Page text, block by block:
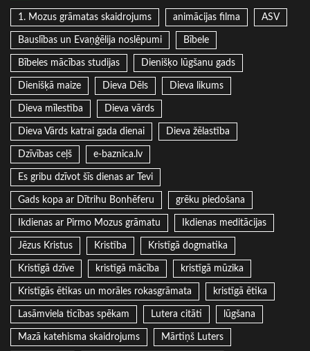
1. Mozus grāmatas skaidrojums animācijas filma ASV
Bauslības un Evaņģēlija noslēpumi Bībele
Bībeles mācības studijas Dienišķo lūgšanu gads
Dienišķā maize Dieva Dēls Dieva likums
Dieva mīlestība Dieva vārds
Dieva Vārds katrai gada dienai Dieva žēlastība
Dzīvības ceļš e-baznica.lv
Es gribu dzīvot šīs dienas ar Tevi
Gads kopa ar Dītrihu Bonhēferu grēku piedošana
Ikdienas ar Pirmo Mozus grāmatu Ikdienas meditācijas
Jēzus Kristus Kristība Kristīgā dogmatika
Kristīgā dzīve kristīgā mācība kristīgā mūzika
Kristīgās ētikas un morāles rokasgrāmata kristīgā ētika
Lasāmviela ticības spēkam Lutera citāti lūgšana
Mazā katehisma skaidrojums Mārtiņš Luters